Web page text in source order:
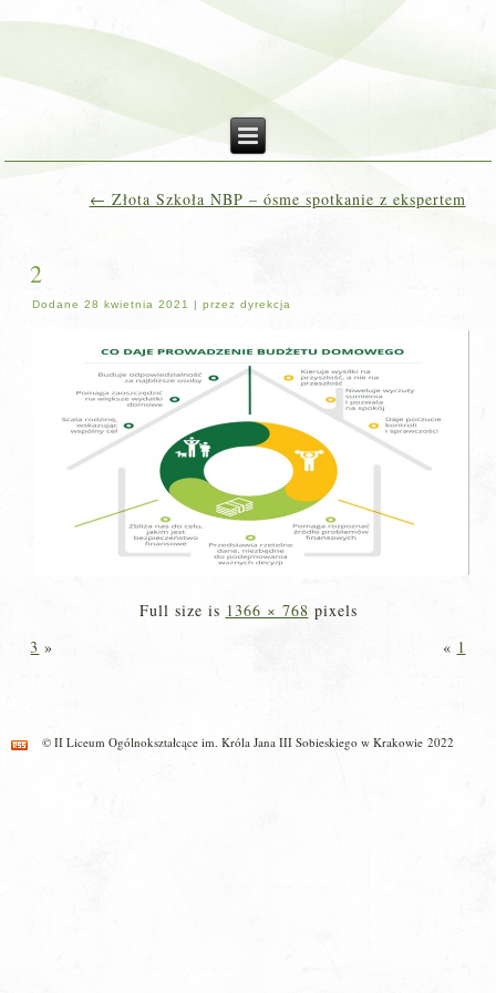
← Złota Szkoła NBP – ósme spotkanie z ekspertem
2
Dodane 28 kwietnia 2021 |przez dyrekcja
Full size is 1366 × 768 pixels
3 » « 1
© II Liceum Ogólnokształcące im. Króla Jana III Sobieskiego w Krakowie 2022